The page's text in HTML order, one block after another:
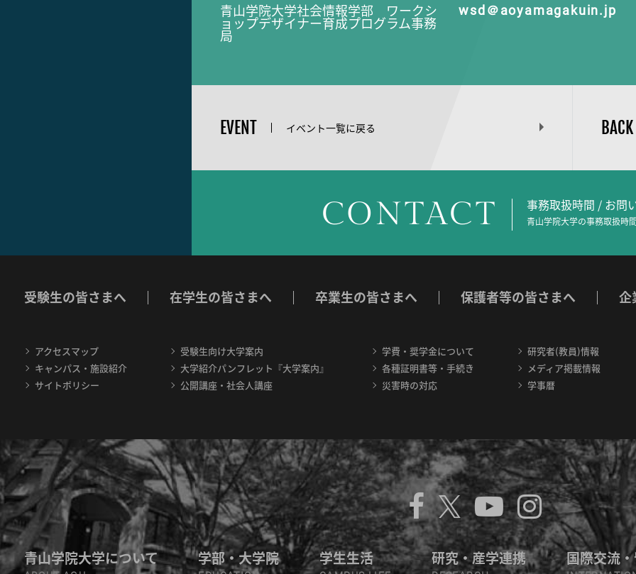
青山学院大学社会情報学部 ワークシ
ョップデザイナー育成プログラム事務
局
wsd＠aoyamagakuin.jp
EVENT イベント一覧に戻る BACK
CONTACT 事務取扱時間 / お問
青山学院大学の事務取扱時
受験生の皆さまへ 在学生の皆さまへ 卒業生の皆さまへ 保護者等の皆さまへ 企
アクセスマップ
キャンパス・施設紹介
サイトポリシー
受験生向け大学案内
大学紹介パンフレット『大学案内』
公開講座・社会人講座
学費・奨学金について
各種証明書等・手続き
災害時の対応
研究者(教員)情報
メディア掲載情報
学事暦
青山学院大学について 学部・大学院 学生生活 研究・産学連携 国際交流